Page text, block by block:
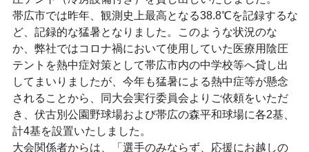
帯広市では昨年、観測史上最高となる38.8℃を記録するな
ど、記録的な猛暑となりました。このような状況のな
か、弊社ではコロナ禍において使用していた医療用陰圧
テントを熱中症対策として帯広市内の中学校等へ貸し出
してまいりましたが、今年も猛暑による熱中症等が懸念
されることから、同大会実行委員会よりご依頼をいただ
き、伏古別公園野球場および帯広の森平和球場に各2基、
計4基を設置いたしました。
大会関係者からは、「選手のみならず、応援にお越しの